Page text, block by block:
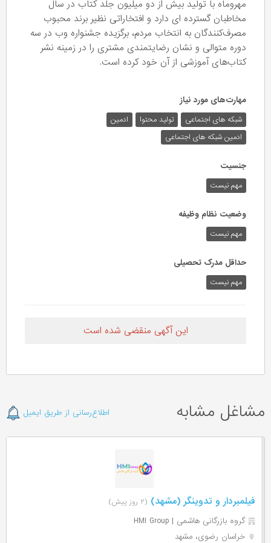
مهروماه با تولید بیش از دو میلیون جلد کتاب در سال
مخاطبان گسترده ای دارد و افتخاراتی نظیر برند محبوب
مصرف‌کنندگان به انتخاب مردم، برگزیده جشنواره وب در سه
دوره متوالی و نشان رضایتمندی مشتری را در زمینه نشر
کتاب‌های آموزشی از آن خود کرده است.
مهارت‌های مورد نیاز
شبکه های اجتماعی تولید محتوا
ادمین
ادمین شبکه های اجتماعی
جنسیت
مهم نیست
وضعیت نظام وظیفه
مهم‌ نیست
حداقل مدرک تحصیلی
مهم نیست
این آگهی منقضی شده است
مشاغل مشابه اطلاع‌رسانی از طریق ایمیل
فیلمبردار و تدوینگر (مشهد) (۲ روز پیش)
گروه بازرگانی هاشمی | HMI Group
خراسان رضوی، مشهد